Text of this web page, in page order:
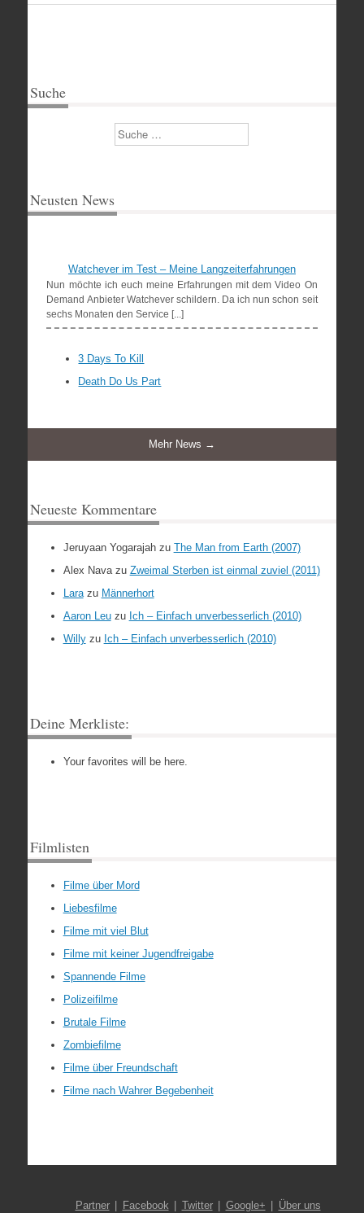
Suche
Suchen
Neusten News
Watchever im Test – Meine Langzeiterfahrungen
Nun möchte ich euch meine Erfahrungen mit dem Video On
Demand Anbieter Watchever schildern. Da ich nun schon seit
sechs Monaten den Service [...]
3 Days To Kill
Death Do Us Part
Mehr News →
Neueste Kommentare
Jeruyaan Yogarajahzu The Man from Earth (2007)
Alex Navazu Zweimal Sterben ist einmal zuviel (2011)
Larazu Männerhort
Aaron Leuzu Ich – Einfach unverbesserlich (2010)
Willyzu Ich – Einfach unverbesserlich (2010)
Deine Merkliste:
Your favorites will be here.
Filmlisten
Filme über Mord
Liebesfilme
Filme mit viel Blut
Filme mit keiner Jugendfreigabe
Spannende Filme
Polizeifilme
Brutale Filme
Zombiefilme
Filme über Freundschaft
Filme nach Wahrer Begebenheit
Partner Facebook Twitter Google+ Über uns